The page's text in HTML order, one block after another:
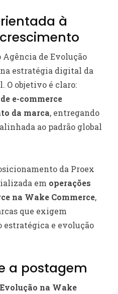
à
Agência de Evolução
estratégia digital da
O objetivo é claro:
e-commerce
da marca, entregando
ao padrão global
da Proex
em operações
na Wake Commerce,
que exigem
e evolução
a postagem
na Wake